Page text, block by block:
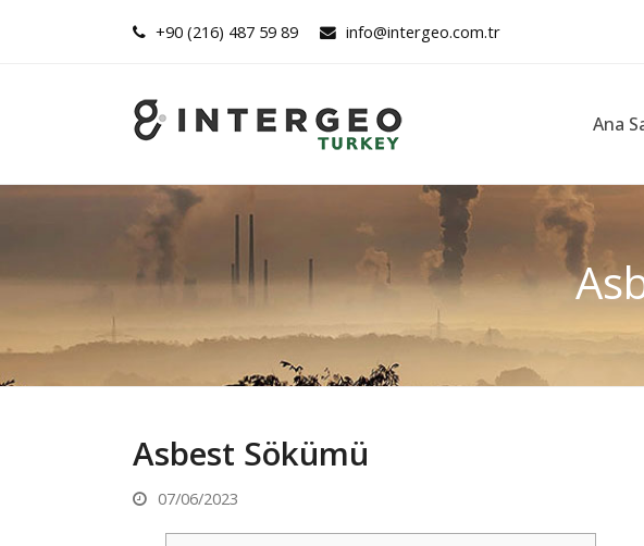
+90 (216) 487 59 89 info@intergeo.com.tr
Ana
Asbest Sökümü
07/06/2023